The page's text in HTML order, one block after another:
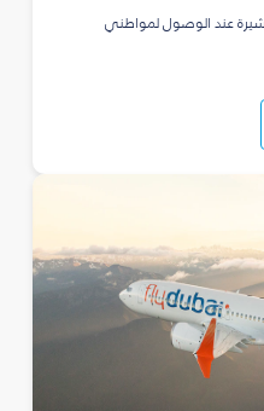
عند الوصول لمواطني